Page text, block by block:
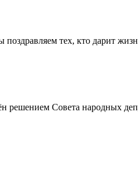
тех, кто дарит
решением Совета народных